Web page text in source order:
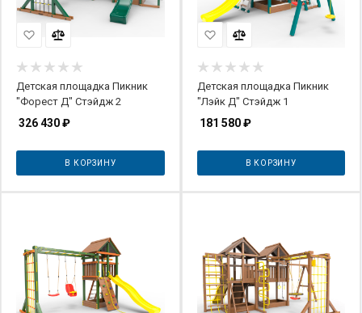
Детская площадка Пикник
"Форест Д" Стэйдж 2
326 430₽
В КОРЗИНУ
Детская площадка Пикник
"Лэйк Д" Стэйдж 1
181 580₽
В КОРЗИНУ